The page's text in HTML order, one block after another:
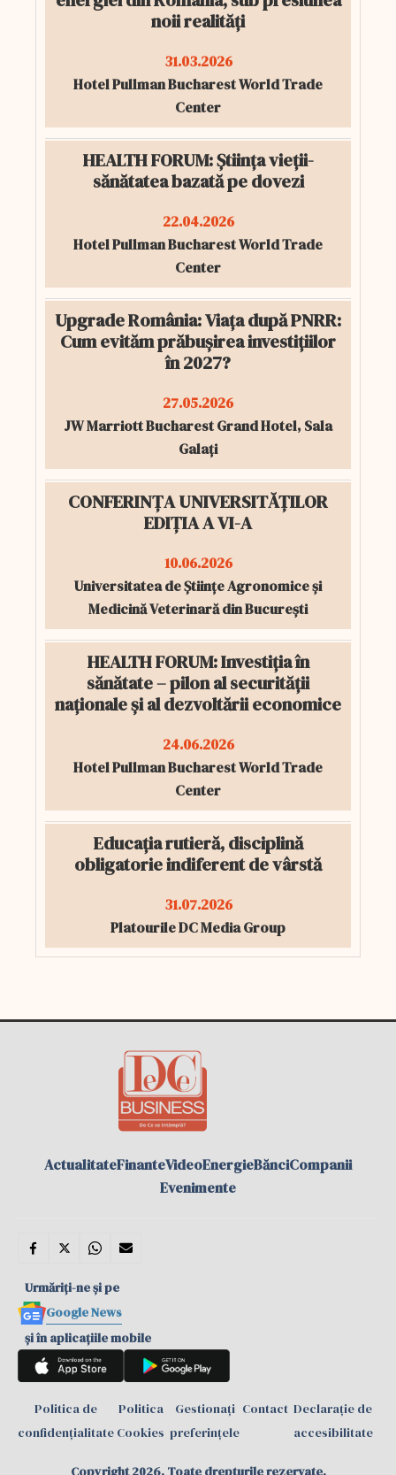
noii realități
31.03.2026
Hotel Pullman Bucharest World Trade
Center
HEALTH FORUM: Știința vieții-
sănătatea bazată pe dovezi
22.04.2026
Hotel Pullman Bucharest World Trade
Center
Upgrade România: Viața după PNRR:
Cum evităm prăbușirea investițiilor
în 2027?
27.05.2026
JW Marriott Bucharest Grand Hotel, Sala
Galați
CONFERINȚA UNIVERSITĂȚILOR
EDIȚIA A VI-A
10.06.2026
Universitatea de Științe Agronomice și
Medicină Veterinară din București
HEALTH FORUM: Investiția în
sănătate – pilon al securității
naționale și al dezvoltării economice
24.06.2026
Hotel Pullman Bucharest World Trade
Center
Educația rutieră, disciplină
obligatorie indiferent de vârstă
31.07.2026
Platourile DC Media Group
ActualitateFinanteVideoEnergieBănciCompanii
Evenimente
Urmăriți-ne și pe
Google News
și în aplicațiile mobile
Politica de
confidențialitate
Politica
Cookies
Gestionați
preferințele
Contact Declarație de
accesibilitate